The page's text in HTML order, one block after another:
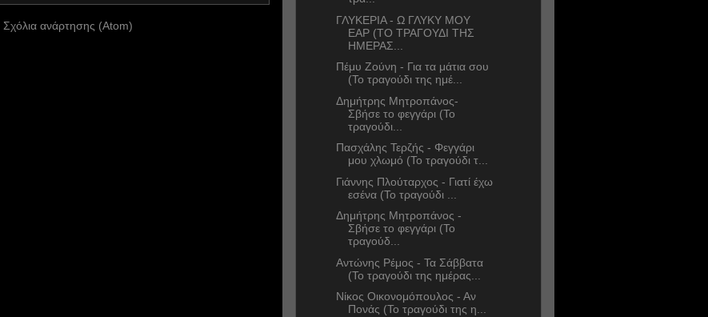
Σχόλια ανάρτησης (Atom)
ΓΛΥΚΕΡΙΑ - Ω ΓΛΥΚΥ ΜΟΥ
ΕΑΡ (ΤΟ ΤΡΑΓΟΥΔΙ ΤΗΣ
ΗΜΕΡΑΣ...
Πέμυ Ζούνη - Για τα μάτια σου
(Το τραγούδι της ημέ...
Δημήτρης Μητροπάνος-
Σβήσε το φεγγάρι (Το
τραγούδι...
Πασχάλης Τερζής - Φεγγάρι
μου χλωμό (Το τραγούδι τ...
Γιάννης Πλούταρχος - Γιατί έχω
εσένα (Το τραγούδι ...
Δημήτρης Μητροπάνος -
Σβήσε το φεγγάρι (Το
τραγούδ...
Αντώνης Ρέμος - Τα Σάββατα
(Το τραγούδι της ημέρας...
Νίκος Οικονομόπουλος - Αν
Πονάς (Το τραγούδι της η...